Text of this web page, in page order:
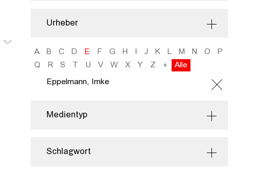
Urheber
A B C D E F G H J K L M N O
P
Q
R S U V W X Y Z + Alle
Eppelmann, Imke
Medientyp
Schlagwort